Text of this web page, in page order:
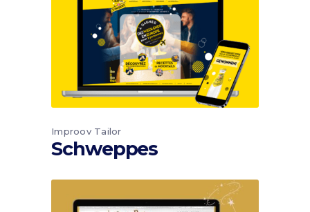
Improov Tailor
Schweppes